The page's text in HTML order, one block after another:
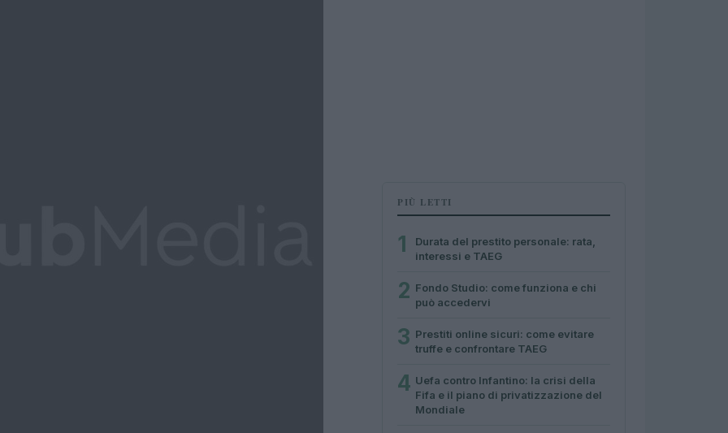
PIÙ LETTI
1
Durata del prestito personale: rata,
interessi e TAEG
2 Fondo Studio: come funziona e chi
può accedervi
3 Prestiti online sicuri: come evitare
truffe e confrontare TAEG
4 Uefa contro Infantino: la crisi della
Fifa e il piano di privatizzazione del
Mondiale